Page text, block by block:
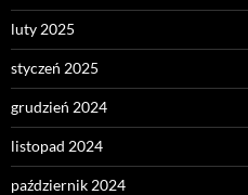
luty 2025
styczeń 2025
grudzień 2024
listopad 2024
październik 2024